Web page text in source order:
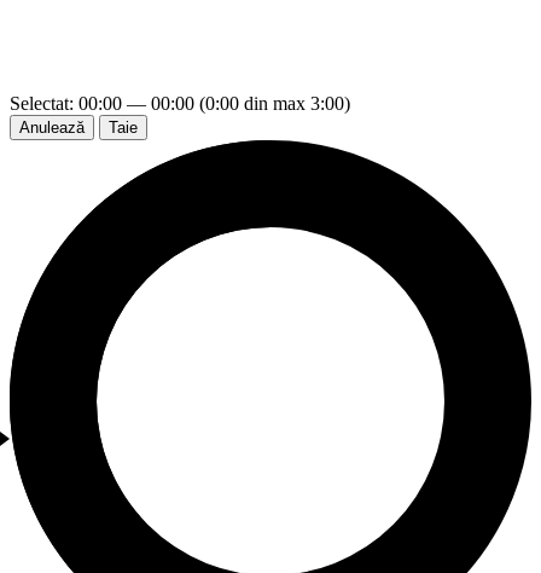
Selectat: 00:00 — 00:00 (0:00 din max 3:00)
Anulează Taie